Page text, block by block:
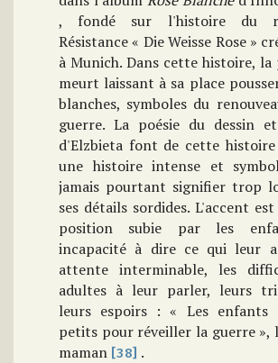
, fondé sur l'histoire du
Résistance « Die Weisse Rose »
à Munich. Dans cette histoire,
meurt laissant à sa place
blanches, symboles du
guerre. La poésie du dessin
d'Elzbieta font de cette
une histoire intense et
jamais pourtant signifier trop
ses détails sordides. L'accent
position subie par les
incapacité à dire ce qui leur
attente interminable, les
adultes à leur parler, leurs
leurs espoirs : « Les
petits pour réveiller la guerre »,
maman [38] .